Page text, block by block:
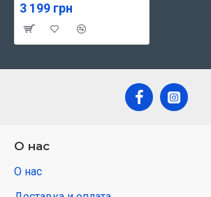
3 199 грн
О нас
О нас